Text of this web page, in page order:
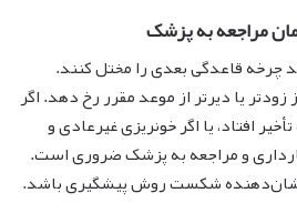
مراجعه به پزشک
چرخه قاعدگی بعدی را مختل کنند.
یا دیرتر از موعد مقرر رخ دهد. اگر
افتاد، یا اگر خونریزی غیرعادی و
و مراجعه به پزشک ضروری است.
نشان‌دهنده شکست روش پیشگیری باشد.